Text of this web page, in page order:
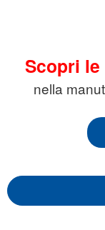
Scopri
nella